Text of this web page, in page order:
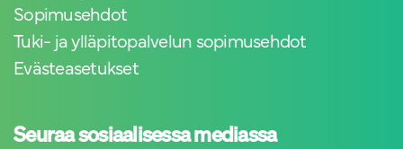
Sopimusehdot
Tuki- ja ylläpitopalvelun sopimusehdot
Evästeasetukset
Seuraa sosiaalisessa mediassa